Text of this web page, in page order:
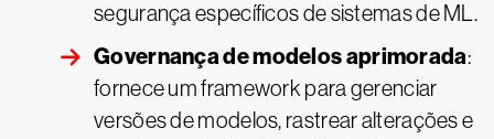
segurança específicos de sistemas de ML.
Governança de modelos aprimorada:
fornece um framework para gerenciar
versões de modelos, rastrear alterações e